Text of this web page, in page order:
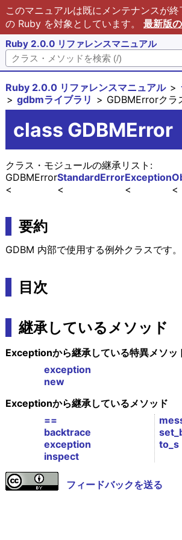
このマニュアルは既にメンテナンスが
の Ruby を対象としています。 最新版
Ruby 2.0.0 リファレンスマニュアル
Ruby 2.0.0 リファレンスマニュアル
gdbmライブラリ
GDBMErrorクラ
class GDBMError
クラス・モジュールの継承リスト:
Exception
StandardError
GDBMError
要約
GDBM 内部で使用する例外クラスです。
目次
継承しているメソッド
Exceptionから継承している特異メソッ
exception
new
Exceptionから継承しているメソッド
==
backtrace
exception
inspect
to_s
フィードバックを送る